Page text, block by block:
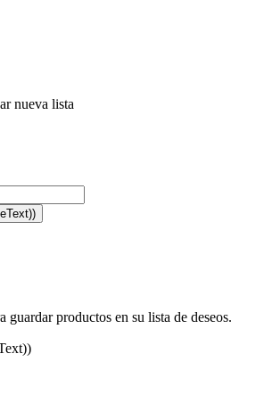
nueva lista
guardar productos en su lista de deseos.